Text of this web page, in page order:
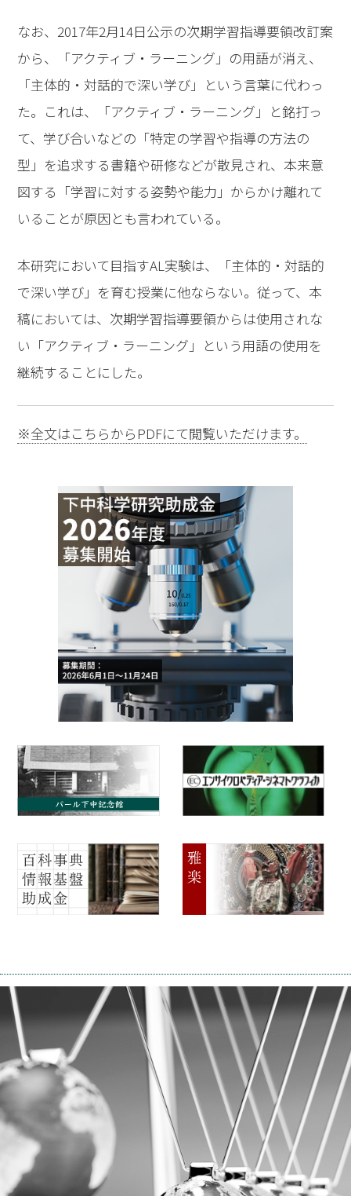
なお、2017年2月14日公示の次期学習指導要領改訂案
から、「アクティブ・ラーニング」の用語が消え、
「主体的・対話的で深い学び」という言葉に代わっ
た。これは、「アクティブ・ラーニング」と銘打っ
て、学び合いなどの「特定の学習や指導の方法の
型」を追求する書籍や研修などが散見され、本来意
図する「学習に対する姿勢や能力」からかけ離れて
いることが原因とも言われている。
本研究において目指すAL実験は、「主体的・対話的
で深い学び」を育む授業に他ならない。従って、本
稿においては、次期学習指導要領からは使用されな
い「アクティブ・ラーニング」という用語の使用を
継続することにした。
※全文はこちらからPDFにて閲覧いただけます。